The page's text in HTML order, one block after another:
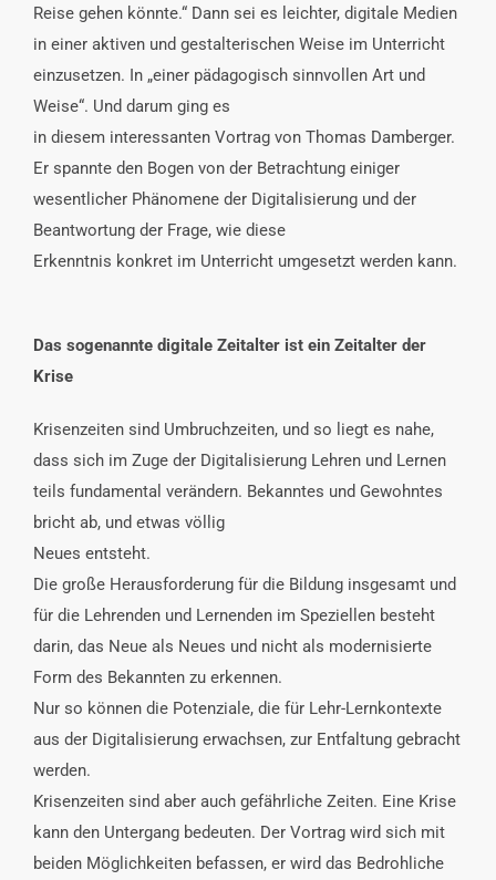
Reise gehen könnte.“ Dann sei es leichter, digitale Medien
in einer aktiven und gestalterischen Weise im Unterricht
einzusetzen. In „einer pädagogisch sinnvollen Art und
Weise“. Und darum ging es
in diesem interessanten Vortrag von Thomas Damberger.
Er spannte den Bogen von der Betrachtung einiger
wesentlicher Phänomene der Digitalisierung und der
Beantwortung der Frage, wie diese
Erkenntnis konkret im Unterricht umgesetzt werden kann.
Das sogenannte digitale Zeitalter ist ein Zeitalter der
Krise
Krisenzeiten sind Umbruchzeiten, und so liegt es nahe,
dass sich im Zuge der Digitalisierung Lehren und Lernen
teils fundamental verändern. Bekanntes und Gewohntes
bricht ab, und etwas völlig
Neues entsteht.
Die große Herausforderung für die Bildung insgesamt und
für die Lehrenden und Lernenden im Speziellen besteht
darin, das Neue als Neues und nicht als modernisierte
Form des Bekannten zu erkennen.
Nur so können die Potenziale, die für Lehr-Lernkontexte
aus der Digitalisierung erwachsen, zur Entfaltung gebracht
werden.
Krisenzeiten sind aber auch gefährliche Zeiten. Eine Krise
kann den Untergang bedeuten. Der Vortrag wird sich mit
beiden Möglichkeiten befassen, er wird das Bedrohliche